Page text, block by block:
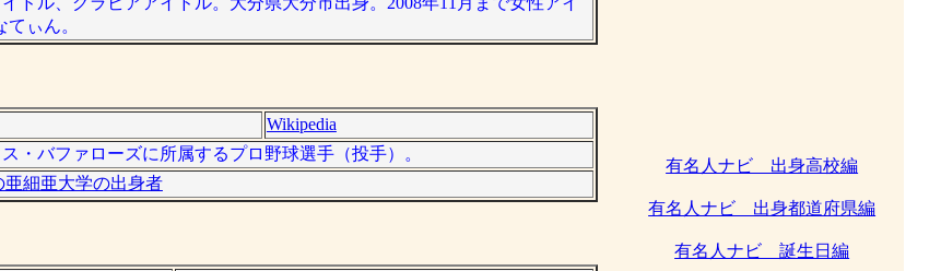
ぃん。
Wikipedia
・バファローズに所属するプロ野球選手（投手）。
亜細亜大学の出身者
有名人ナビ 出身高校編
有名人ナビ 出身都道府県編
有名人ナビ 誕生日編